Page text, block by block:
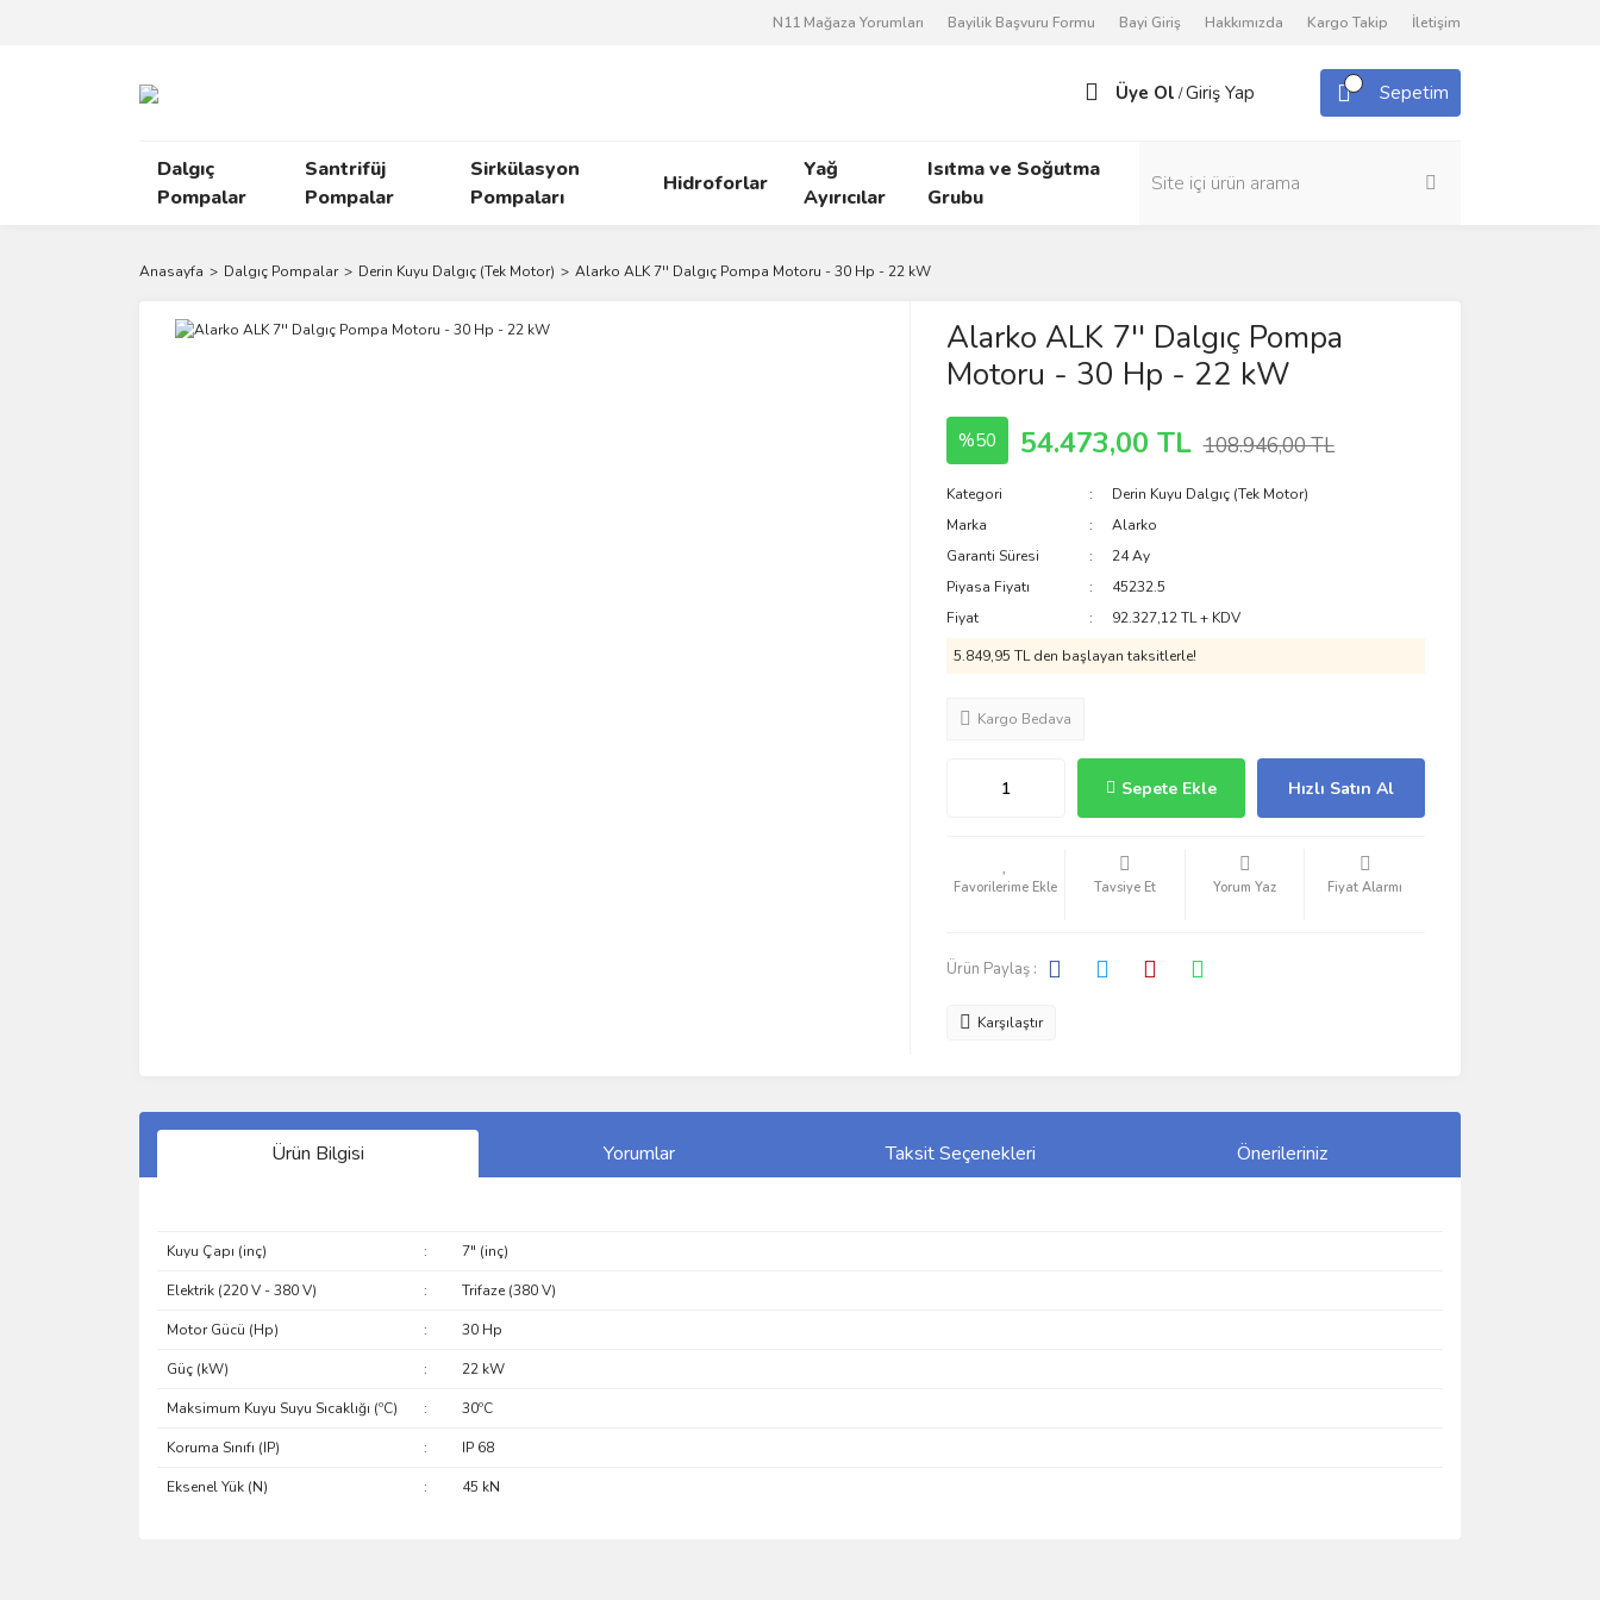
N11 Mağaza Yorumları Bayilik Başvuru Formu Bayi Giriş Hakkımızda Kargo Takip İletişim
Üye Ol /Giriş Yap Sepetim
Dalgıç
Pompalar
Santrifüj
Pompalar
Sirkülasyon
Pompaları
Hidroforlar
Yağ
Ayırıcılar
Isıtma ve Soğutma
Grubu
Anasayfa Dalgıç Pompalar Derin Kuyu Dalgıç (Tek Motor) Alarko ALK 7'' Dalgıç Pompa Motoru - 30 Hp - 22 kW
Alarko ALK 7'' Dalgıç Pompa
Motoru - 30 Hp - 22 kW
%50 54.473,00 TL 108.946,00 TL
Kategori
Derin Kuyu Dalgıç (Tek Motor)
Marka
Alarko
Garanti Süresi
24 Ay
Piyasa Fiyatı
45232.5
Fiyat
92.327,12 TL + KDV
5.849,95 TL den başlayan taksitlerle!
Kargo Bedava
Sepete Ekle Hızlı Satın Al
Tavsiye Et Yorum Yaz Fiyat Alarmı
Ürün Paylaş :
Karşılaştır
Ürün Bilgisi Yorumlar Taksit Seçenekleri Önerileriniz
Kuyu Çapı (inç) : 7" (inç)
Elektrik (220 V - 380 V) : Trifaze (380 V)
Motor Gücü (Hp) : 30 Hp
Güç (kW) : 22 kW
Maksimum Kuyu Suyu Sıcaklığı (ºC) : 30ºC
Koruma Sınıfı (IP) : IP 68
Eksenel Yük (N) : 45 kN